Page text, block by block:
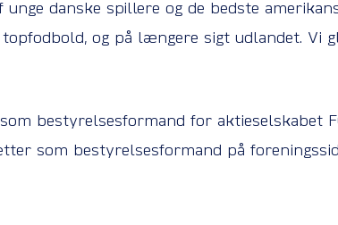
unge danske spillere og de bedste
og på længere sigt udlandet. Vi
bestyrelsesformand for aktieselskabet
som bestyrelsesformand på